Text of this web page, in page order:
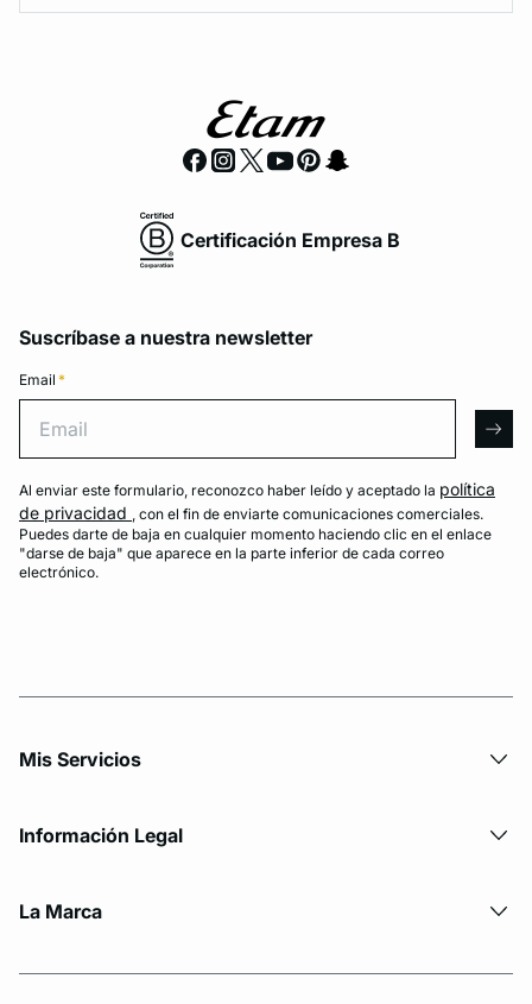
Certificación Empresa B
Suscríbase a nuestra newsletter
Email *
Al enviar este formulario, reconozco haber leído y aceptado la política
de privacidad , con el fin de enviarte comunicaciones comerciales.
Puedes darte de baja en cualquier momento haciendo clic en el enlace
"darse de baja" que aparece en la parte inferior de cada correo
electrónico.
Mis Servicios
Información Legal
La Marca